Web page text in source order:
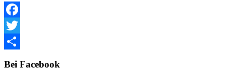
Facebook
Twitter
Bei Facebook